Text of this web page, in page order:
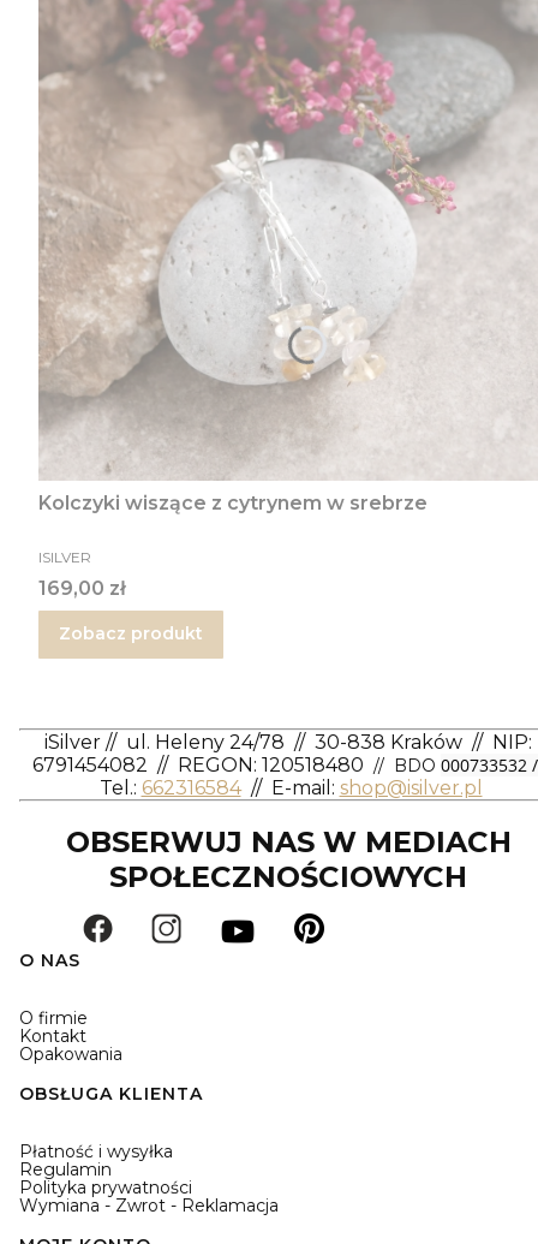
Kolczyki wiszące z cytrynem w srebrze
PRODUCENT
ISILVER
Cena
169,00 zł
Zobacz produkt
iSilver // ul. Heleny 24/78 // 30-838 Kraków // NIP:
6791454082 // REGON: 120518480 // BDO 000733532
Tel.: 662316584 // E-mail: shop@isilver.pl
OBSERWUJ NAS W MEDIACH
SPOŁECZNOŚCIOWYCH
O NAS
O firmie
Kontakt
Opakowania
OBSŁUGA KLIENTA
Płatność i wysyłka
Regulamin
Polityka prywatności
Wymiana - Zwrot - Reklamacja